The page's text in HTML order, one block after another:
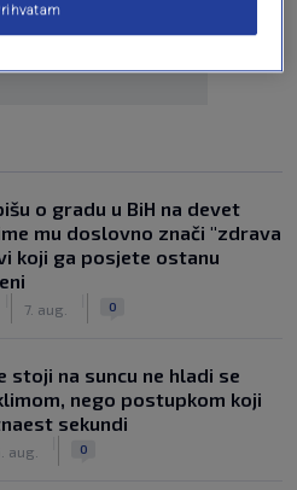
o gradu u BiH na devet
mu doslovno znači "zdrava
koji ga posjete ostanu
7. aug. 0
stoji na suncu ne hladi se
nego postupkom koji
sekundi
aug. 0